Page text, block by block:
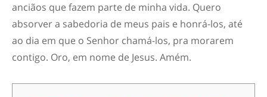
anciãos que fazem parte de minha vida. Quero
absorver a sabedoria de meus pais e honrá-los, até
ao dia em que o Senhor chamá-los, pra morarem
contigo. Oro, em nome de Jesus. Amém.